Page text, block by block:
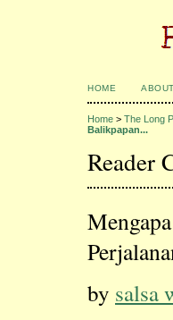
HOME ABOUT
Home > The Long
Balikpapan...
Reader
by salsa